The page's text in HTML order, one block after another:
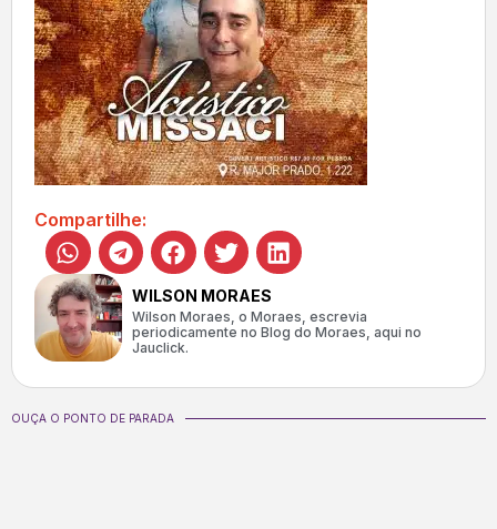
Compartilhe:
WILSON MORAES
Wilson Moraes, o Moraes, escrevia
periodicamente no Blog do Moraes, aqui no
Jauclick.
OUÇA O PONTO DE PARADA